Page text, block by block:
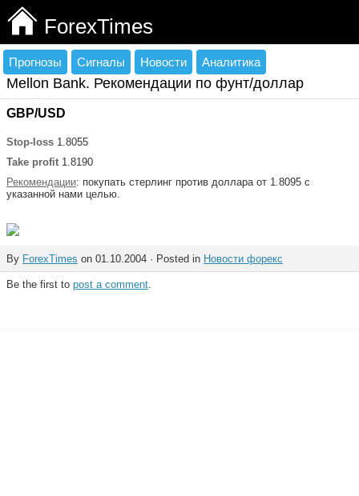
ForexTimes
Прогнозы Сигналы Новости Аналитика
Mellon Bank. Рекомендации по фунт/доллар
GBP/USD
Stop-loss 1.8055
Take profit 1.8190
Рекомендации: покупать стерлинг против доллара от 1.8095 с
указанной нами целью.
By ForexTimes on 01.10.2004 · Posted in Новости форекс
Be the first to post a comment.